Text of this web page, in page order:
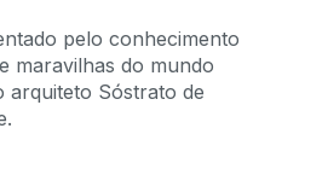
pelo conhecimento
maravilhas do mundo
Sóstrato de